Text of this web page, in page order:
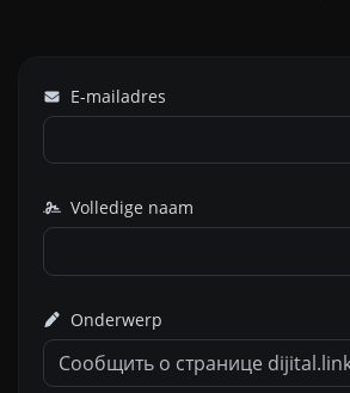
E-mailadres
Volledige naam
Onderwerp